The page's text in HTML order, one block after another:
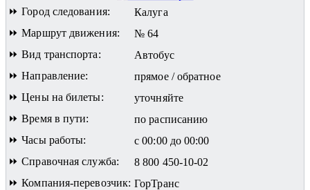
⏩ Город следования:
Калуга
⏩ Маршрут движения:
№ 64
⏩ Вид транспорта:
Автобус
⏩ Направление:
прямое / обратное
⏩ Цены на билеты:
уточняйте
⏩ Время в пути:
по расписанию
⏩ Часы работы:
с 00:00 до 00:00
⏩ Справочная служба:
8 800 450-10-02
⏩ Компания-перевозчик: ГорТранс